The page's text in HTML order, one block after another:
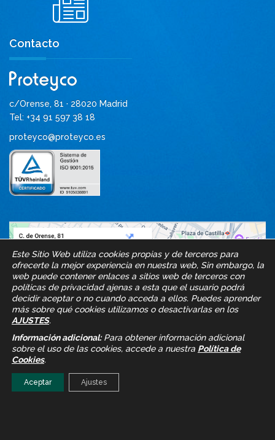
Contacto
c/Orense, 81 · 28020 Madrid
Tel: +34 91 597 38 18
proteyco@proteyco.es
Este Sitio Web utiliza cookies propias y de terceros para
ofrecerte la mejor experiencia en nuestra web, Sin embargo, la
web puede contener enlaces a sitios web de terceros con
políticas de privacidad ajenas a esta que el usuario podrá
decidir aceptar o no cuando acceda a ellos. Puedes aprender
más sobre qué cookies utilizamos o desactivarlas en los
AJUSTES.
Información adicional:Para obtener información adicional
sobre el uso de las cookies, accede a nuestra Política de
Cookies.
Aceptar Ajustes